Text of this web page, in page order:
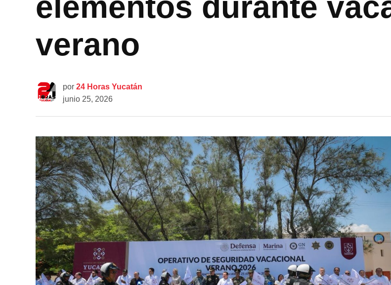
verano
por 24 Horas Yucatán
junio 25, 2026